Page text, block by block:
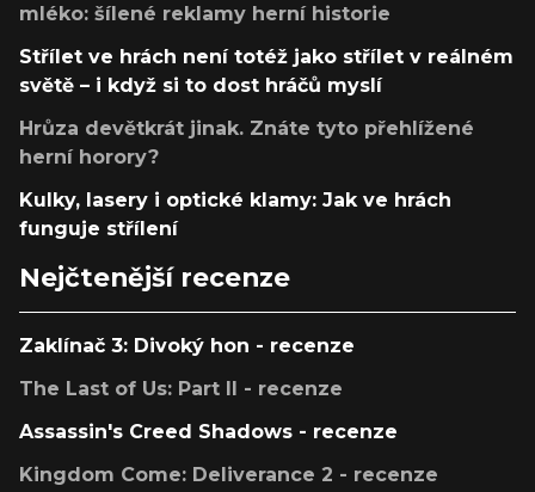
mléko: šílené reklamy herní historie
Střílet ve hrách není totéž jako střílet v reálném
světě – i když si to dost hráčů myslí
Hrůza devětkrát jinak. Znáte tyto přehlížené
herní horory?
Kulky, lasery i optické klamy: Jak ve hrách
funguje střílení
Nejčtenější recenze
Zaklínač 3: Divoký hon - recenze
The Last of Us: Part II - recenze
Assassin's Creed Shadows - recenze
Kingdom Come: Deliverance 2 - recenze